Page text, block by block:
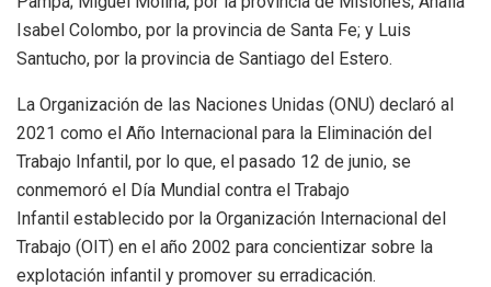
Isabel Colombo, por la provincia de Santa Fe; y Luis
Santucho, por la provincia de Santiago del Estero.
La Organización de las Naciones Unidas (ONU) declaró al
2021 como el Año Internacional para la Eliminación del
Trabajo Infantil, por lo que, el pasado 12 de junio, se
conmemoró el Día Mundial contra el Trabajo
Infantil establecido por la Organización Internacional del
Trabajo (OIT) en el año 2002 para concientizar sobre la
explotación infantil y promover su erradicación.